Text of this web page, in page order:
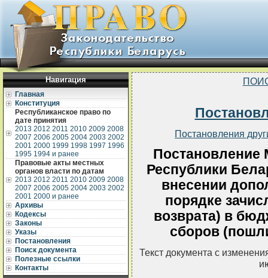
Навигация
Главная
Конституция
Республиканское право по
дате принятия
2013 2012 2011 2010 2009 2008
2007 2006 2005 2004 2003 2002
2001 2000 1999 1998 1997 1996
1995 1994 и ранее
Правовые акты местных
органов власти по датам
2013 2012 2011 2010 2009 2008
2007 2006 2005 2004 2003 2002
2001 2000 и ранее
Архивы
Кодексы
Законы
Указы
Постановления
Поиск документа
Полезные ссылки
Контакты
Постановления
Постановление
Республики
внесении
порядке
возврата) в
сборов
Текст документа с